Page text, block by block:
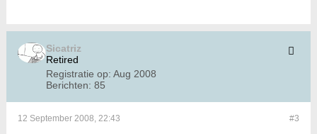
Sicatriz
Retired
Registratie op: Aug 2008
Berichten: 85
#3
12 September 2008, 22:43